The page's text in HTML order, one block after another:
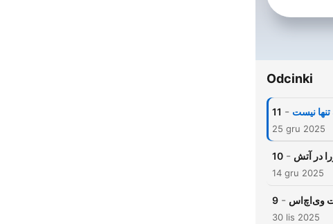
Odcinki
11 -
25 gru 2025
10 -
14 gru 2025
9 -
30 lis 2025